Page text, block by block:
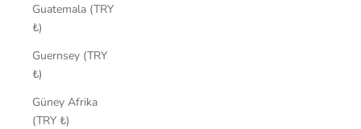
Guatemala (TRY
₺)
Guernsey (TRY
₺)
Güney Afrika
(TRY ₺)